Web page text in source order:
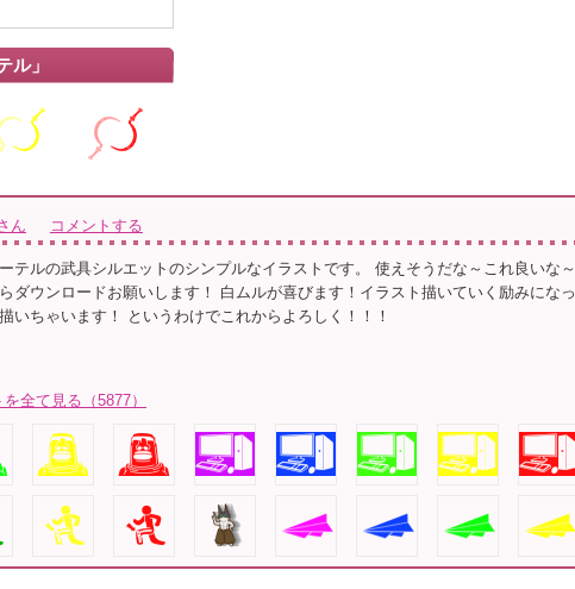
ル」
ん コメントする
テルの武具シルエットのシンプルなイラストです。 使えそうだな～これ良いな～
ダウンロードお願いします！ 白ムルが喜びます！イラスト描いていく励みになっ
いちゃいます！ というわけでこれからよろしく！！！
全て見る（5877）